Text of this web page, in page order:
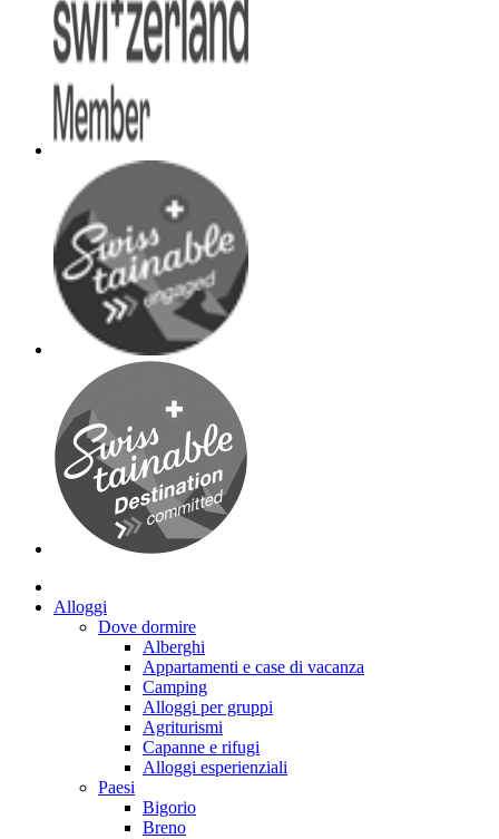
Alloggi
Dove dormire
Alberghi
Appartamenti e case di vacanza
Camping
Alloggi per gruppi
Agriturismi
Capanne e rifugi
Alloggi esperienziali
Paesi
Bigorio
Breno